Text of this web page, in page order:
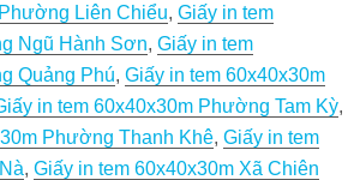
Liên Chiểu, Giấy in tem
Ngũ Hành Sơn, Giấy in tem
Quảng Phú, Giấy in tem 60x40x30m
in tem 60x40x30m Phường Tam Kỳ,
Phường Thanh Khê, Giấy in tem
, Giấy in tem 60x40x30m Xã Chiên